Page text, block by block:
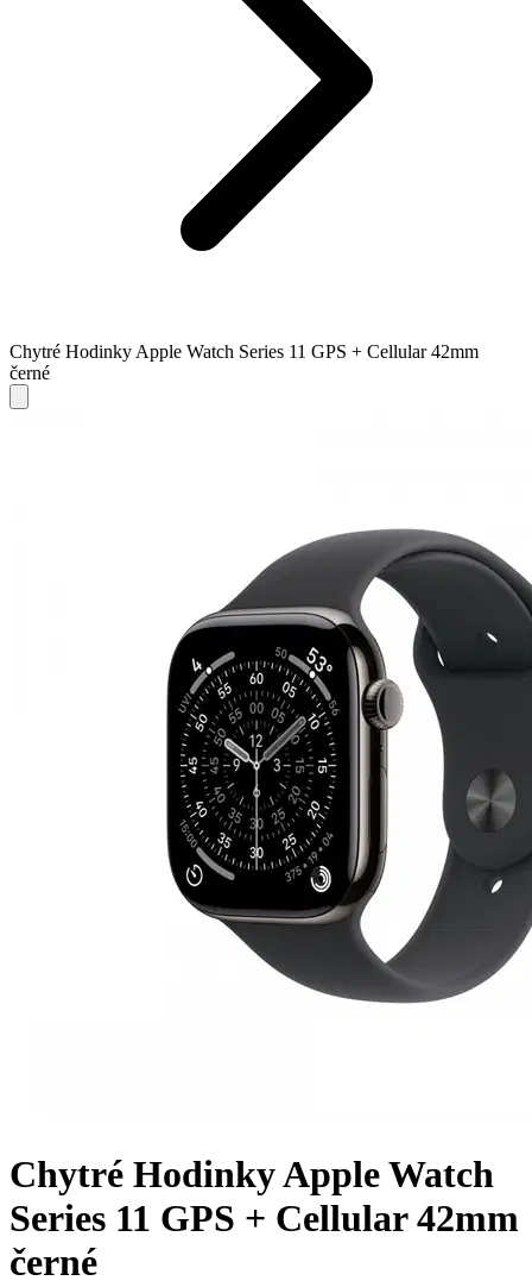
Chytré Hodinky Apple Watch Series 11 GPS + Cellular 42mm
černé
Chytré Hodinky Apple Watch
Series 11 GPS + Cellular 42mm
černé